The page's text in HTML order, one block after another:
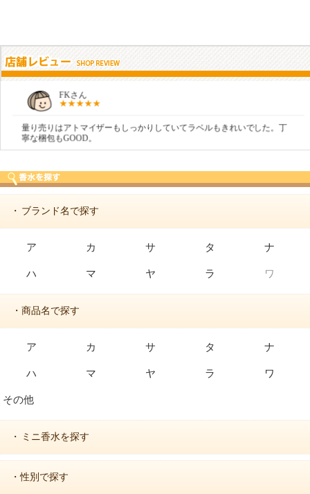
FKさん
量り売りはアトマイザーもしっかりしていてラベルもきれいでした。丁
寧な梱包もGOOD。
・ ブランド名で探す
ア カ サ タ ナ
ハ マ ヤ ラ ワ
・商品名で探す
ア カ サ タ ナ
ハ マ ヤ ラ ワ
その他
・ ミニ香水を探す
・性別で探す